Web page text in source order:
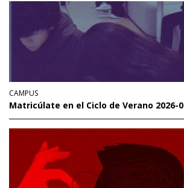
CAMPUS
Matricúlate en el Ciclo de Verano 2026-0